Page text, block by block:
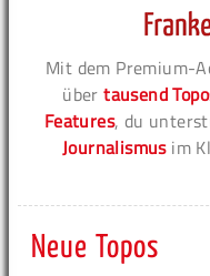
Mit dem Premium-
übertausend
Features, du
Journalismusim
Neue Topos